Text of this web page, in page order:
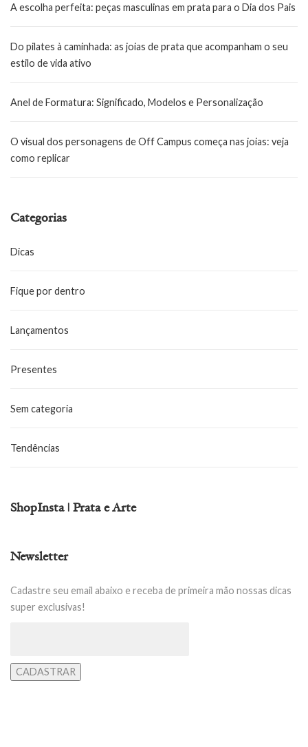
A escolha perfeita: peças masculinas em prata para o Dia dos Pais
Do pilates à caminhada: as joias de prata que acompanham o seu
estilo de vida ativo
Anel de Formatura: Significado, Modelos e Personalização
O visual dos personagens de Off Campus começa nas joias: veja
como replicar
Categorias
Dicas
Fique por dentro
Lançamentos
Presentes
Sem categoria
Tendências
ShopInsta | Prata e Arte
Newsletter
Cadastre seu email abaixo e receba de primeira mão nossas dicas
super exclusivas!